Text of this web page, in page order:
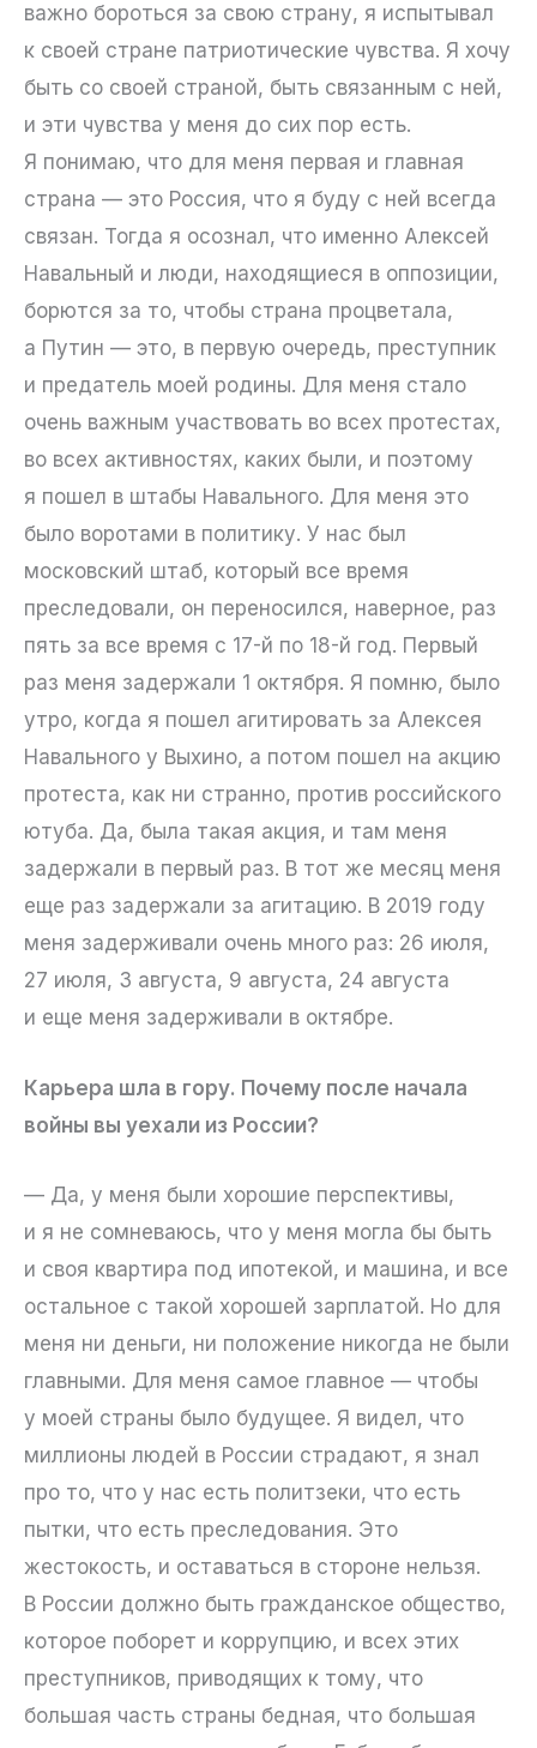
важно бороться за свою страну, я испытывал
к своей стране патриотические чувства. Я хочу
быть со своей страной, быть связанным с ней,
и эти чувства у меня до сих пор есть.
Я понимаю, что для меня первая и главная
страна — это Россия, что я буду с ней всегда
связан. Тогда я осознал, что именно Алексей
Навальный и люди, находящиеся в оппозиции,
борются за то, чтобы страна процветала,
а Путин — это, в первую очередь, преступник
и предатель моей родины. Для меня стало
очень важным участвовать во всех протестах,
во всех активностях, каких были, и поэтому
я пошел в штабы Навального. Для меня это
было воротами в политику. У нас был
московский штаб, который все время
преследовали, он переносился, наверное, раз
пять за все время с 17-й по 18-й год. Первый
раз меня задержали 1 октября. Я помню, было
утро, когда я пошел агитировать за Алексея
Навального у Выхино, а потом пошел на акцию
протеста, как ни странно, против российского
ютуба. Да, была такая акция, и там меня
задержали в первый раз. В тот же месяц меня
еще раз задержали за агитацию. В 2019 году
меня задерживали очень много раз: 26 июля,
27 июля, 3 августа, 9 августа, 24 августа
и еще меня задерживали в октябре.
Карьера шла в гору. Почему после начала
войны вы уехали из России?
— Да, у меня были хорошие перспективы,
и я не сомневаюсь, что у меня могла бы быть
и своя квартира под ипотекой, и машина, и все
остальное с такой хорошей зарплатой. Но для
меня ни деньги, ни положение никогда не были
главными. Для меня самое главное — чтобы
у моей страны было будущее. Я видел, что
миллионы людей в России страдают, я знал
про то, что у нас есть политзеки, что есть
пытки, что есть преследования. Это
жестокость, и оставаться в стороне нельзя.
В России должно быть гражданское общество,
которое поборет и коррупцию, и всех этих
преступников, приводящих к тому, что
большая часть страны бедная, что большая